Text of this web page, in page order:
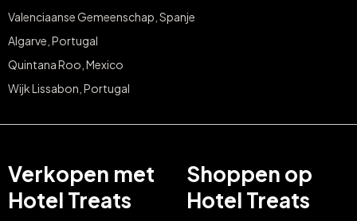
Valenciaanse Gemeenschap, Spanje
Algarve, Portugal
Quintana Roo, Mexico
Wijk Lissabon, Portugal
Verkopen met
Hotel Treats
Shoppen op
Hotel Treats